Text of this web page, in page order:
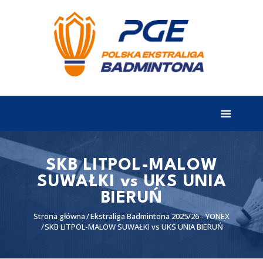
SKB LITPOL-MALOW
SUWAŁKI vs UKS UNIA
BIERUŃ
Strona główna Ekstraliga Badmintona 2025/26 - YONEX
SKB LITPOL-MALOW SUWAŁKI vs UKS UNIA BIERUŃ
EKSTRALIGA
Aktualności
Wyniki
Terminarz
I liga